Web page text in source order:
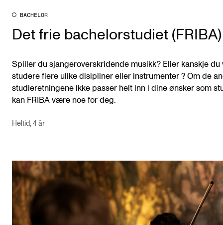
BACHELOR
Det frie bachelorstudiet (FRIBA)
Spiller du sjangeroverskridende musikk? Eller kanskje du
studere flere ulike disipliner eller instrumenter ? Om de
studieretningene ikke passer helt inn i dine ønsker som
kan FRIBA være noe for deg.
Heltid, 4 år